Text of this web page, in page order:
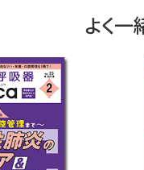
よく一